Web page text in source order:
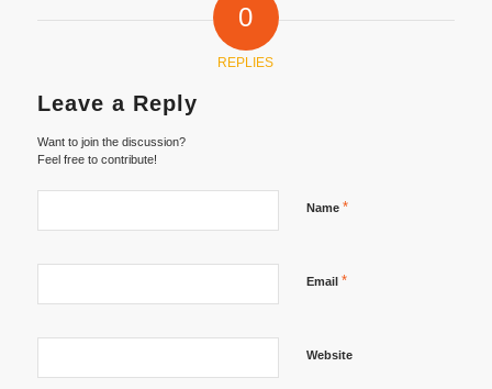
0
REPLIES
Leave a Reply
Want to join the discussion?
Feel free to contribute!
Name *
Email *
Website